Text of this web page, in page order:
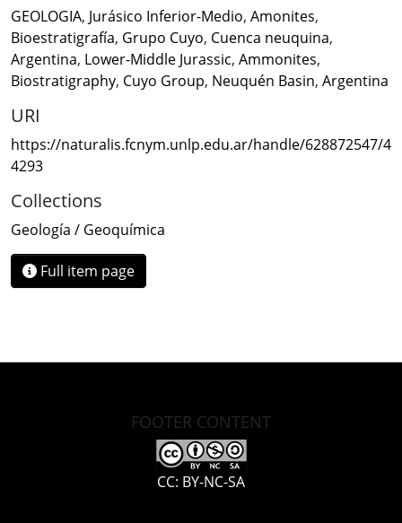
GEOLOGIA, Jurásico Inferior-Medio, Amonites,
Bioestratigrafía, Grupo Cuyo, Cuenca neuquina,
Argentina, Lower-Middle Jurassic, Ammonites,
Biostratigraphy, Cuyo Group, Neuquén Basin, Argentina
URI
https://naturalis.fcnym.unlp.edu.ar/handle/628872547/4
4293
Collections
Geología / Geoquímica
Full item page
FOOTER CONTENT
CC: BY-NC-SA